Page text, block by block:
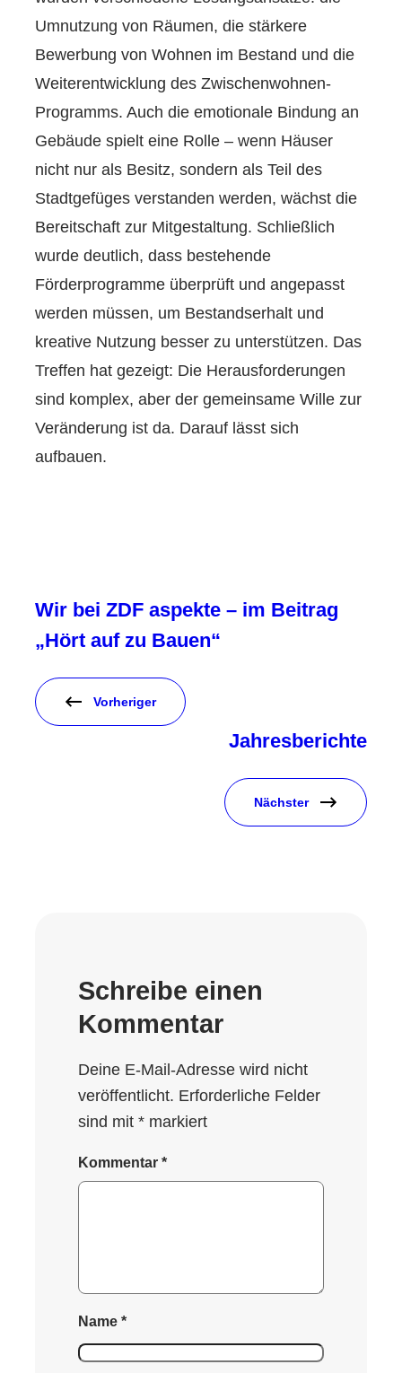
Umnutzung von Räumen, die stärkere
Bewerbung von Wohnen im Bestand und die
Weiterentwicklung des Zwischenwohnen-
Programms. Auch die emotionale Bindung an
Gebäude spielt eine Rolle – wenn Häuser
nicht nur als Besitz, sondern als Teil des
Stadtgefüges verstanden werden, wächst die
Bereitschaft zur Mitgestaltung. Schließlich
wurde deutlich, dass bestehende
Förderprogramme überprüft und angepasst
werden müssen, um Bestandserhalt und
kreative Nutzung besser zu unterstützen. Das
Treffen hat gezeigt: Die Herausforderungen
sind komplex, aber der gemeinsame Wille zur
Veränderung ist da. Darauf lässt sich
aufbauen.
Wir bei ZDF aspekte – im Beitrag
„Hört auf zu Bauen“
Vorheriger
Jahresberichte
Nächster
Schreibe einen
Kommentar
Deine E-Mail-Adresse wird nicht
veröffentlicht. Erforderliche Felder
sind mit* markiert
Kommentar*
Name*